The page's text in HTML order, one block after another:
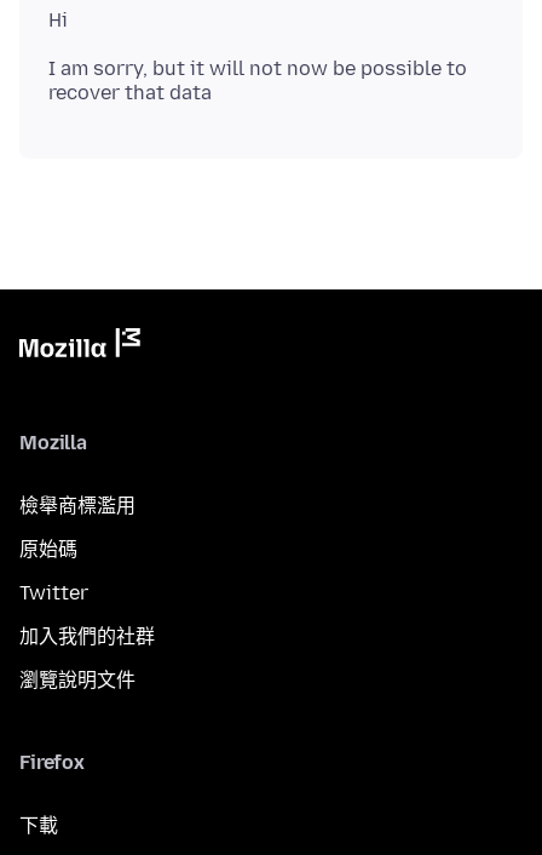
I am sorry, but it will not now be possible to
Mozilla
檢舉商標濫用
原始碼
Twitter
加入我們的社群
瀏覽說明文件
Firefox
下載